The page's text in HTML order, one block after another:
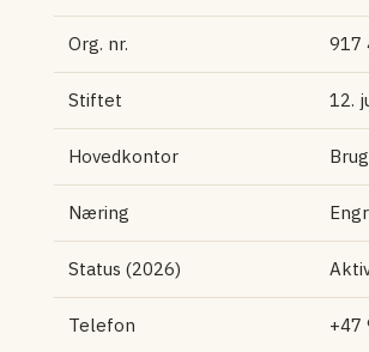
Org. nr. 917
Stiftet 12.
Hovedkontor
Næring
Status (2026)
Telefon +47